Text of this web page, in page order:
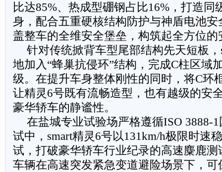
比达85%、热成型硼钢占比16%，打造同
身，配合五重硬核结构防护与神盾电池
盖整车的全维安全堡垒，构筑起全方位的
针对传统掀背车型尾部结构先天短板
地加入“蜂巢抗侵环”结构，完成C柱区域
级。在提升车身整体刚性的同时，将C环
让精灵6号既有流畅造型，也有越级的安
豪华轿车的静谧性。
在盐城专业试验场严格遵循ISO 3888-
试中，smart精灵6号以131km/h极限时速
试，打破豪华轿车行业纪录的高速麋鹿
车辆在高速突发紧急变道避险场景下，